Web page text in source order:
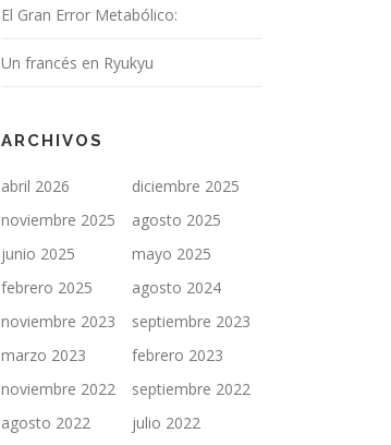
El Gran Error Metabólico:
Un francés en Ryukyu
ARCHIVOS
abril 2026
diciembre 2025
noviembre 2025
agosto 2025
junio 2025
mayo 2025
febrero 2025
agosto 2024
noviembre 2023
septiembre 2023
marzo 2023
febrero 2023
noviembre 2022
septiembre 2022
agosto 2022
julio 2022